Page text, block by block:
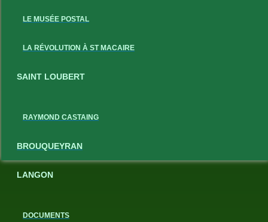
LE MUSÉE POSTAL
LA RÉVOLUTION À ST MACAIRE
SAINT LOUBERT
RAYMOND CASTAING
BROUQUEYRAN
LANGON
DOCUMENTS